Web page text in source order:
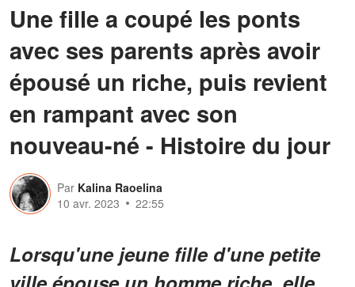
Une fille a coupé les ponts
avec ses parents après avoir
épousé un riche, puis revient
en rampant avec son
nouveau-né - Histoire du jour
Par Kalina Raoelina
10 avr. 2023
22:55
Lorsqu'une jeune fille d'une petite